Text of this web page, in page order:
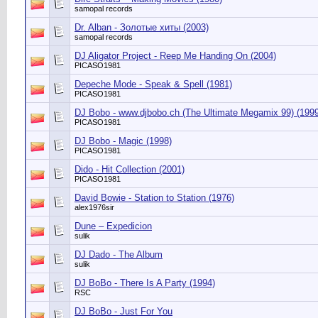
samopal records
Dr. Alban - Золотые хиты (2003)
samopal records
DJ Aligator Project - Reep Me Handing On (2004)
PICASO1981
Depeche Mode - Speak & Spell (1981)
PICASO1981
DJ Bobo - www.djbobo.ch (The Ultimate Megamix 99)
PICASO1981
DJ Bobo - Magic (1998)
PICASO1981
Dido - Hit Collection (2001)
PICASO1981
David Bowie - Station to Station (1976)
alex1976sir
Dune ‎– Expedicion
sulik
DJ Dado - The Album
sulik
DJ BoBo - There Is A Party (1994)
RSC
DJ BoBo - Just For You